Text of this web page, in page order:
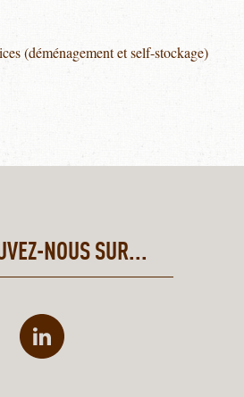
(déménagement et self-stockage)
NOUS SUR...